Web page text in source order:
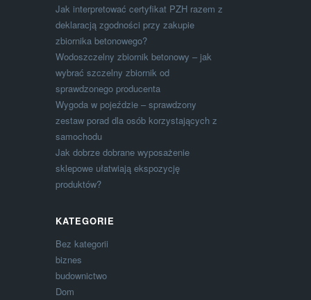
Jak interpretować certyfikat PZH razem z
deklaracją zgodności przy zakupie
zbiornika betonowego?
Wodoszczelny zbiornik betonowy – jak
wybrać szczelny zbiornik od
sprawdzonego producenta
Wygoda w pojeździe – sprawdzony
zestaw porad dla osób korzystających z
samochodu
Jak dobrze dobrane wyposażenie
sklepowe ułatwiają ekspozycję
produktów?
KATEGORIE
Bez kategorii
biznes
budownictwo
Dom